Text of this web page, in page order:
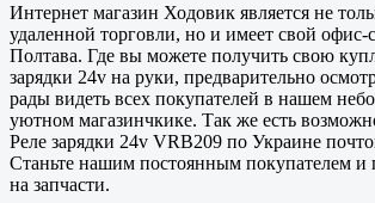
Интернет магазин Ходовик является не
удаленной торговли, но и имеет свой офис-
Полтава. Где вы можете получить свою
зарядки 24v на руки, предварительно
рады видеть всех покупателей в нашем
уютном магазинчкике. Так же есть
Реле зарядки 24v VRB209 по Украине
Станьте нашим постоянным покупателем и
на запчасти.